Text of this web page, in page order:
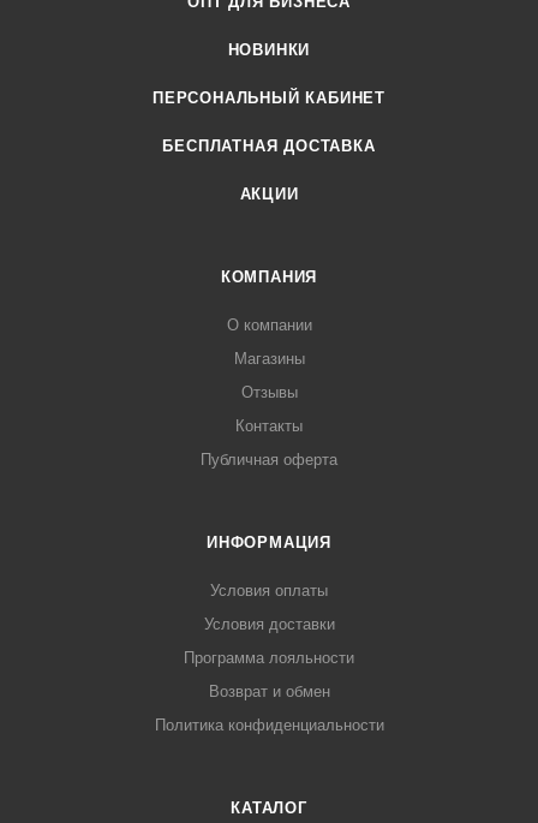
НОВИНКИ
ПЕРСОНАЛЬНЫЙ КАБИНЕТ
БЕСПЛАТНАЯ ДОСТАВКА
АКЦИИ
КОМПАНИЯ
О компании
Магазины
Отзывы
Контакты
Публичная оферта
ИНФОРМАЦИЯ
Условия оплаты
Условия доставки
Программа лояльности
Возврат и обмен
Политика конфиденциальности
КАТАЛОГ